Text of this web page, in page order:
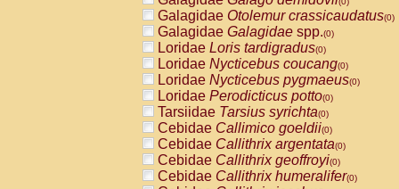
Galagidae Otolemur crassicaudatus(0)
Galagidae Galagidae spp.(0)
Loridae Loris tardigradus(0)
Loridae Nycticebus coucang(0)
Loridae Nycticebus pygmaeus(0)
Loridae Perodicticus potto(0)
Tarsiidae Tarsius syrichta(0)
Cebidae Callimico goeldii(0)
Cebidae Callithrix argentata(0)
Cebidae Callithrix geoffroyi(0)
Cebidae Callithrix humeralifer(0)